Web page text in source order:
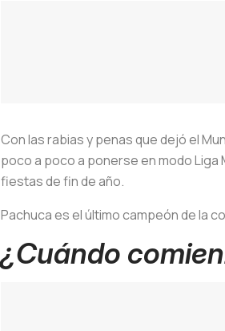
Con las rabias y penas que dejó el
poco a poco a ponerse en modo Liga
fiestas de fin de año.
Pachuca es el último campeón de la
¿Cuándo